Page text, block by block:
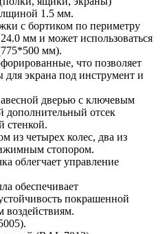
1.5 мм.
с бортиком по периметру
мм и может использоваться
мм).
что позволяет
для экрана под инструмент и
дверью с ключевым
дополнительный отсек
стенкой.
из четырех колес, два из
стопором.
облегчает управление
обеспечивает
покрашенной
воздействиям.